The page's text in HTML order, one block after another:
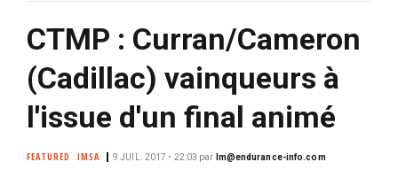
CTMP : Curran/Cameron
(Cadillac) vainqueurs à
l'issue d'un final animé
FEATURED IMSA 9 JUIL. 2017 • 22:03 par lm@endurance-info.com